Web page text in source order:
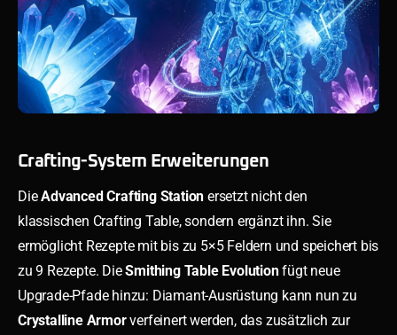
Crafting-System Erweiterungen
DieAdvanced Crafting Station ersetzt nicht den
klassischen Crafting Table, sondern ergänzt ihn. Sie
ermöglicht Rezepte mit bis zu 5×5 Feldern und speichert bis
zu 9 Rezepte. DieSmithing Table Evolutionfügt neue
Upgrade-Pfade hinzu: Diamant-Ausrüstung kann nun zu
Crystalline Armorverfeinert werden, das zusätzlich zur